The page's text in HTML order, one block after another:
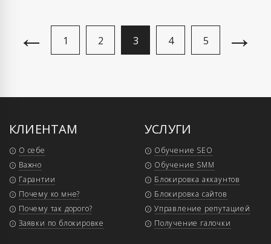
← 1 2 3 4 5 →
КЛИЕНТАМ
О себе
Важно
Гарантии
Почему ко мне?
Почему так дорого?
Заявки по блокировке
УСЛУГИ
Обучение SEO
Обучение SMM
Блокировка аккаунтов
Блокировка сайтов
Управление репутацией
Получение галочки